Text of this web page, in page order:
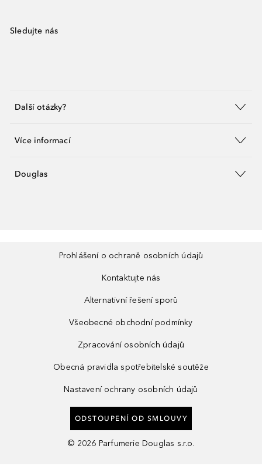
Sledujte nás
Další otázky?
Více informací
Douglas
Prohlášení o ochraně osobních údajů
Kontaktujte nás
Alternativní řešení sporů
Všeobecné obchodní podmínky
Zpracování osobních údajů
Obecná pravidla spotřebitelské soutěže
Nastavení ochrany osobních údajů
ODSTOUPENÍ OD SMLOUVY
© 2026 Parfumerie Douglas s.r.o.